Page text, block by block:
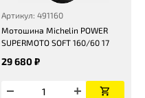
Артикул: 491160
Мотошина Michelin POWER
SUPERMOTO SOFT 160/60 17
29 680 ₽